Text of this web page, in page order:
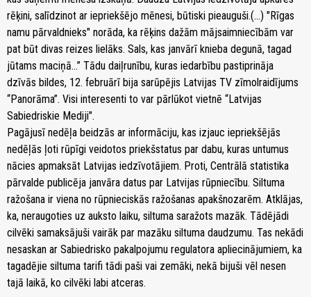
rēķini, salīdzinot ar iepriekšējo mēnesi, būtiski pieauguši.(...) "Rīgas
namu pārvaldnieks" norāda, ka rēķins dažām mājsaimniecībām var
pat būt divas reizes lielāks. Sals, kas janvārī knieba degunā, tagad
jūtams maciņā...” Tādu daiļrunību, kuras iedarbību pastiprināja
dzīvās bildes, 12. februārī bija sarūpējis Latvijas TV zīmolraidījums
“Panorāma”. Visi interesenti to var pārlūkot vietnē “Latvijas
Sabiedriskie Mediji".
Pagājusī nedēļa beidzās ar informāciju, kas izjauc iepriekšējās
nedēļās ļoti rūpīgi veidotos priekšstatus par dabu, kuras untumus
nācies apmaksāt Latvijas iedzīvotājiem. Proti, Centrālā statistika
pārvalde publicēja janvāra datus par Latvijas rūpniecību. Siltuma
ražošana ir viena no rūpnieciskās ražošanas apakšnozarēm. Atklājas,
ka, neraugoties uz auksto laiku, siltuma saražots mazāk. Tādējādi
cilvēki samaksājuši vairāk par mazāku siltuma daudzumu. Tas nekādi
nesaskan ar Sabiedrisko pakalpojumu regulatora apliecinājumiem, ka
tagadējie siltuma tarifi tādi paši vai zemāki, nekā bijuši vēl nesen
tajā laikā, ko cilvēki labi atceras.